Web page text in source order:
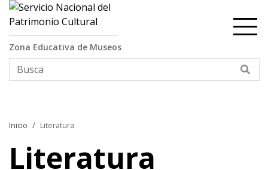
Contenido principal
Zona Educativa de Museos
Inicio Literatura
Literatura